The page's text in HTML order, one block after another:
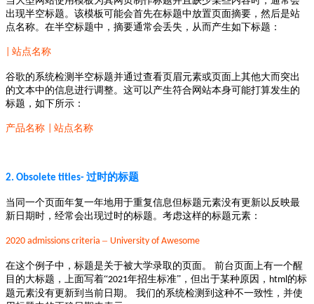
出现半空标题。该模板可能会首先在标题中放置页面摘要，然后是站
点名称。在半空标题中，摘要通常会丢失，从而产生如下标题：
站点名称
谷歌的系统检测半空标题并通过查看页眉元素或页面上其他大而突出
的文本中的信息进行调整。这可以产生符合网站本身可能打算发生的
标题，如下所示：
产品名称 站点名称
2. Obsolete titles- 过时的标题
当同一个页面年复一年地用于重复信息但标题元素没有更新以反映最
新日期时，经常会出现过时的标题。考虑这样的标题元素：
2020 admissions criteria – University of Awesome
在这个例子中，标题是关于被大学录取的页面。 前台页面上有一个醒
目的大标题，上面写着“2021年招生标准”，但出于某种原因， html 的标
题元素没有更新到当前日期。
我们的系统检测到这种不一致性，并使